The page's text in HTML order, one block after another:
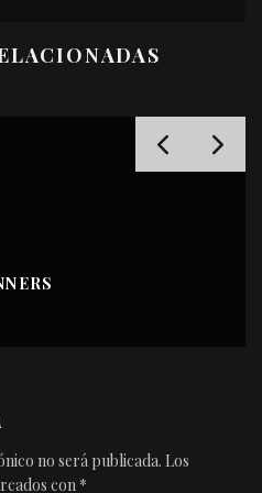
no será publicada. Los
con *